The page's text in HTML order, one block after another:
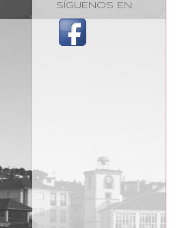
SÍGUENOS EN